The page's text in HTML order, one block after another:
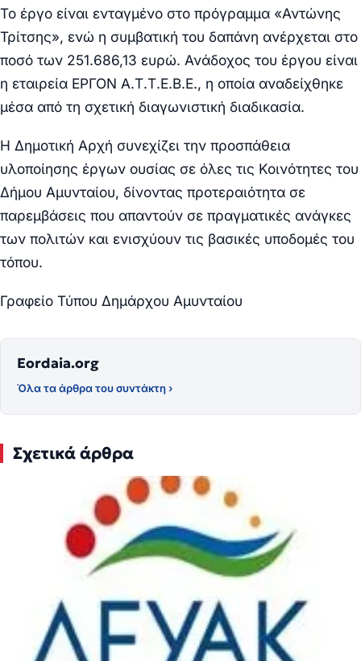
Το έργο είναι ενταγμένο στο πρόγραμμα «Αντώνης
Τρίτσης», ενώ η συμβατική του δαπάνη ανέρχεται στο
ποσό των 251.686,13 ευρώ. Ανάδοχος του έργου είναι
η εταιρεία ΕΡΓΟΝ Α.Τ.Τ.Ε.Β.Ε., η οποία αναδείχθηκε
μέσα από τη σχετική διαγωνιστική διαδικασία.
Η Δημοτική Αρχή συνεχίζει την προσπάθεια
υλοποίησης έργων ουσίας σε όλες τις Κοινότητες του
Δήμου Αμυνταίου, δίνοντας προτεραιότητα σε
παρεμβάσεις που απαντούν σε πραγματικές ανάγκες
των πολιτών και ενισχύουν τις βασικές υποδομές του
τόπου.
Γραφείο Τύπου Δημάρχου Αμυνταίου
Eordaia.org
Όλα τα άρθρα του συντάκτη ›
Σχετικά άρθρα